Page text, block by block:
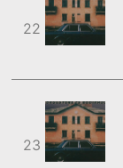
22
23